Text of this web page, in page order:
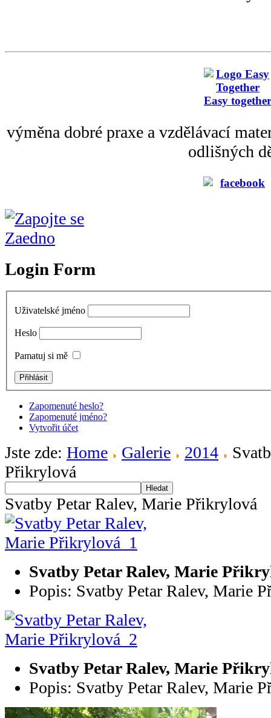
Easy together
výměna dobré praxe a vzdělávací
odlišných
Login Form
Uživatelské jméno
Heslo
Pamatuj si mě
Zapomenuté heslo?
Zapomenuté jméno?
Vytvořit účet
Jste zde: Home Galerie 2014
Přikrylová
Hledat
Svatby Petar Ralev, Marie Přikrylová
Svatby Petar Ralev, Marie
Popis: Svatby Petar Ralev, Marie
Svatby Petar Ralev, Marie
Popis: Svatby Petar Ralev, Marie